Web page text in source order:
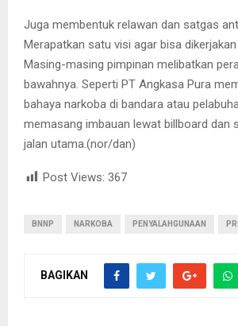
Juga membentuk relawan dan satgas
Merapatkan satu visi agar bisa
Masing-masing pimpinan melibatkan
bawahnya. Seperti PT Angkasa Pura
bahaya narkoba di bandara atau
memasang imbauan lewat billboard dan
jalan utama.(nor/dan)
Post Views: 367
BNNP NARKOBA PENYALAHGUNAAN
BAGIKAN